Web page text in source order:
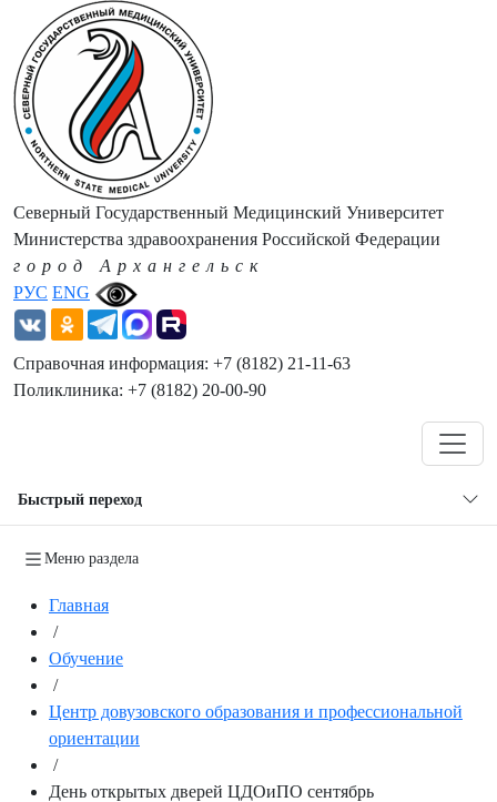
РУС ENG
Северный Государственный Медицинский Университет
Министерства здравоохранения Российской Федерации
город Архангельск
Справочная информация: +7 (8182) 21-11-63
Поликлиника: +7 (8182) 20-00-90
Быстрый переход
Меню раздела
Главная
/
Обучение
/
Центр довузовского образования и профессиональной
ориентации
/
День открытых дверей ЦДОиПО сентябрь